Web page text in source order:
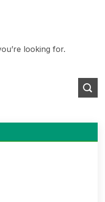
looking for.